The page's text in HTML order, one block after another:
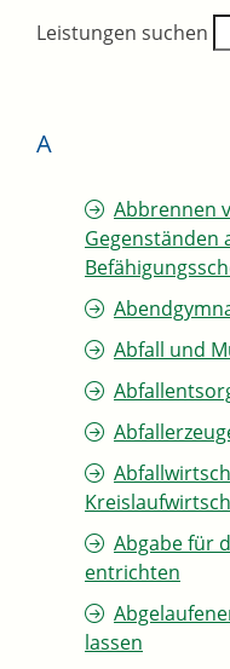
Leistungen suchen
A
Abbrennen
Gegenständen
Abfall und
Abgabe für
entrichten
lassen